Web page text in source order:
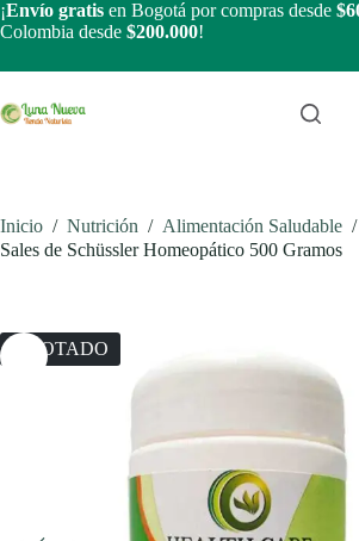
Saltar
al
¡Envío gratis en Bogotá por compras desde
Colombia desde $200.000!
Inicio / Nutrición / Alimentación Saludable /
Sales de Schüssler Homeopático 500 Gramos
AGOTADO